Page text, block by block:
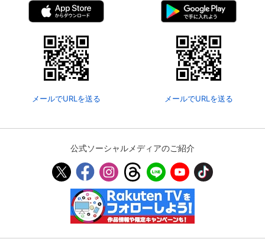
メールでURLを送る メールでURLを送る
公式ソーシャルメディアのご紹介